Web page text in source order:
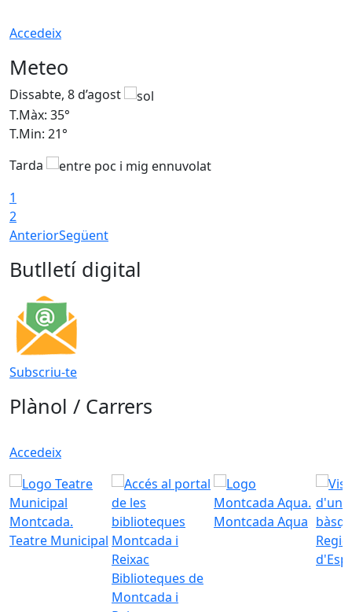
Accedeix
Meteo
Dissabte, 8 d’agost
T.Màx: 35°
T.Min: 21°
Tarda
1
2
AnteriorSegüent
Butlletí digital
Subscriu-te
Plànol / Carrers
Accedeix
Teatre Municipal
Biblioteques de
Montcada i
Montcada Aqua